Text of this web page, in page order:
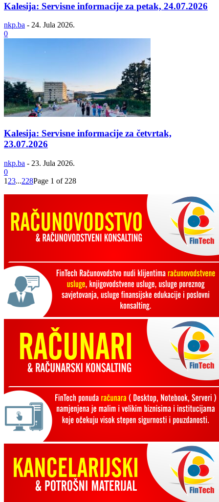
Kalesija: Servisne informacije za petak, 24.07.2026
nkp.ba - 24. Jula 2026.
0
Kalesija: Servisne informacije za četvrtak,
23.07.2026
nkp.ba - 23. Jula 2026.
0
1 23...228Page 1 of 228